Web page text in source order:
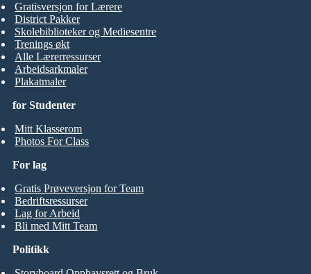
for Studenter
Mitt Klasserom
Photos For Class
Gratisversjon for Lærere
District Pakker
Skolebiblioteker og Mediesentre
Trenings økt
Alle Lærerressurser
Arbeidsarkmaler
Plakatmaler
For lag
Gratis Prøveversjon for Team
Bedriftsressurser
Lag for Arbeid
Bli med Mitt Team
Politikk